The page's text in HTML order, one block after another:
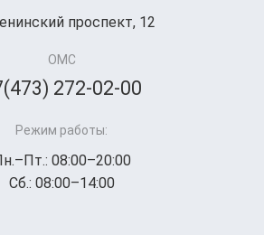
проспект, 12
ОМС
272-02-00
Режим работы:
08:00–20:00
Сб.: 08:00–14:00